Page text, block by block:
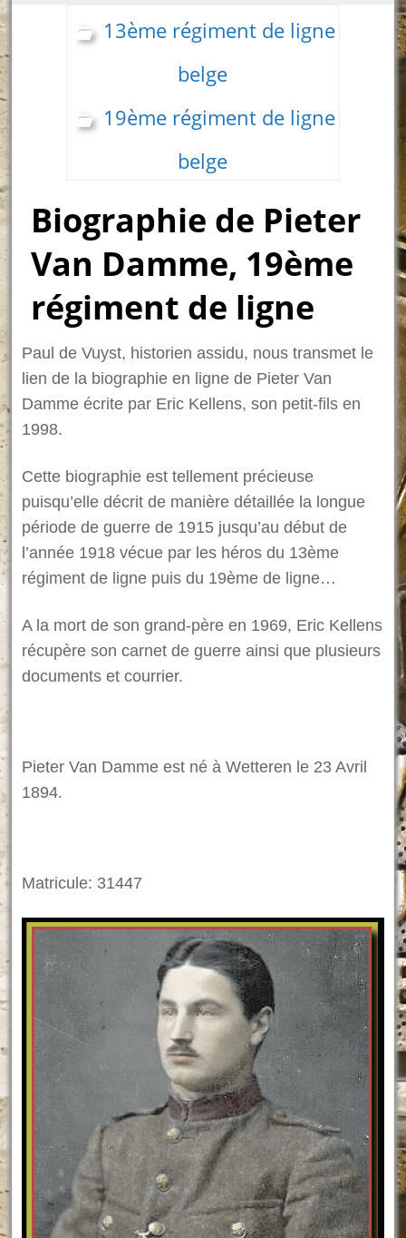
13ème régiment de ligne
belge
19ème régiment de ligne
belge
Biographie de Pieter
Van Damme, 19ème
régiment de ligne
Paul de Vuyst, historien assidu, nous transmet le
lien de la biographie en ligne de Pieter Van
Damme écrite par Eric Kellens, son petit-fils en
1998.
Cette biographie est tellement précieuse
puisqu’elle décrit de manière détaillée la longue
période de guerre de 1915 jusqu’au début de
l’année 1918 vécue par les héros du 13ème
régiment de ligne puis du 19ème de ligne…
A la mort de son grand-père en 1969, Eric Kellens
récupère son carnet de guerre ainsi que plusieurs
documents et courrier.
Pieter Van Damme est né à Wetteren le 23 Avril
1894.
Matricule: 31447